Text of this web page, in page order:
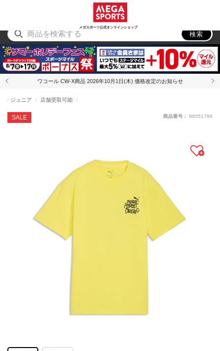
メガスポーツ公式オンラインショップ
アウトドア
検索
ワコール CW-X商品 2026年10月1日(木) 価格改定のお知らせ
SALE
ジュニア 店舗受取可能
商品番号： 86051786